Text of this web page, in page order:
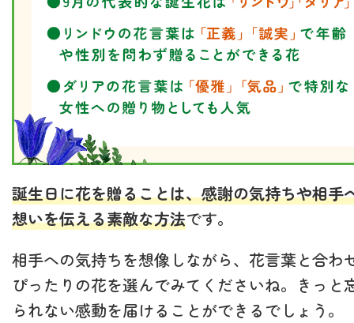
誕生日に花を贈ることは、感謝の気持ちや相手
想いを伝える素敵な方法です。
相手への気持ちを想像しながら、花言葉と合わ
ぴったりの花を選んでみてくださいね。きっと
られない感動を届けることができるでしょう。